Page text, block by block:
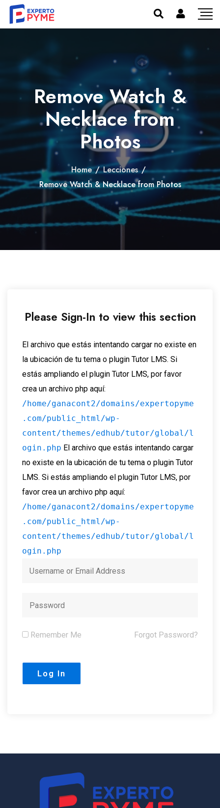
Remove Watch &
Necklace from
Photos
Home / Lecciones /
Remove Watch & Necklace from Photos
Please Sign-In to view this section
El archivo que estás intentando cargar no existe en
la ubicación de tu tema o plugin Tutor LMS. Si
estás ampliando el plugin Tutor LMS, por favor
crea un archivo php aquí:
/home/ganacont2/domains/expertopyme
.com/public_html/wp-
content/themes/edhub/tutor/global/l
ogin.php El archivo que estás intentando cargar
no existe en la ubicación de tu tema o plugin Tutor
LMS. Si estás ampliando el plugin Tutor LMS, por
favor crea un archivo php aquí:
/home/ganacont2/domains/expertopyme
.com/public_html/wp-
content/themes/edhub/tutor/global/l
ogin.php
Remember Me Forgot Password?